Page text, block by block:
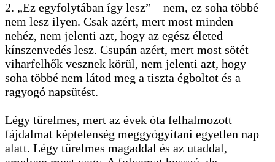
2. „Ez egyfolytában így lesz” – nem, ez soha többé
nem lesz ilyen. Csak azért, mert most minden
nehéz, nem jelenti azt, hogy az egész életed
kínszenvedés lesz. Csupán azért, mert most sötét
viharfelhők vesznek körül, nem jelenti azt, hogy
soha többé nem látod meg a tiszta égboltot és a
ragyogó napsütést.
Légy türelmes, mert az évek óta felhalmozott
fájdalmat képtelenség meggyógyítani egyetlen nap
alatt. Légy türelmes magaddal és az utaddal,